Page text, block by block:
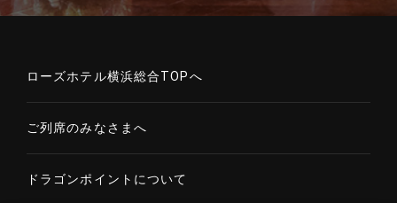
ローズホテル横浜総合TOPへ
ご列席のみなさまへ
ドラゴンポイントについて